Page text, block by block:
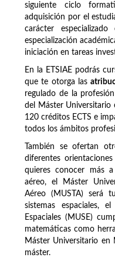
siguiente ciclo
adquisición por el
carácter
especialización
iniciación en tareas
En la ETSIAE podrás
que te otorga las
regulado de la
del Máster Universitario
120 créditos ECTS e
todos los ámbitos
También se ofertan
diferentes
quieres conocer más
aéreo, el Máster
Aéreo (MUSTA) será
sistemas espaciales,
Espaciales (MUSE)
matemáticas como
Máster Universitario
máster.